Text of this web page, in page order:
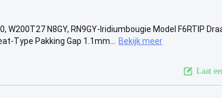
W200T27 N8GY, RN9GY-Iridiumbougie Model F6RTIP
Type Pakking Gap 1.1mm...
Bekijk meer
Laat